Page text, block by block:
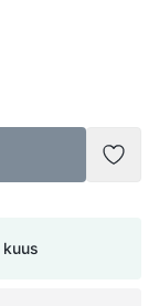
kuus